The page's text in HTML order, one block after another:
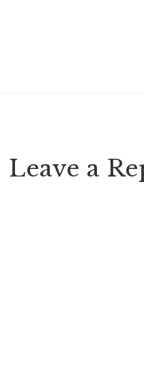
Leave a